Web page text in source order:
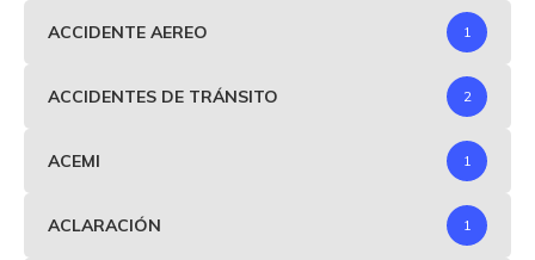
ACCIDENTE AEREO 1
ACCIDENTES DE TRÁNSITO 2
ACEMI 1
ACLARACIÓN 1